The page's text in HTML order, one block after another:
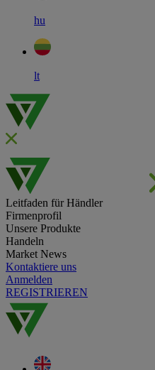
hu
lt
Leitfaden für Händler
Firmenprofil
Unsere Produkte
Handeln
Market News
Kontaktiere uns
Anmelden
REGISTRIEREN